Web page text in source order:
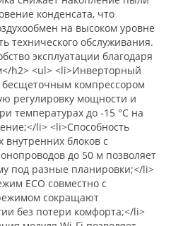
конденсата, что
на высоком уровне
технического обслуживания.
эксплуатации благодаря
h2> <ul> <li>Инверторный
компрессором
регулировку мощности и
температурах до -15 °C на
li> <li>Способность
внутренних блоков с
до 50 м позволяет
под разные планировки;</li>
ECO совместно с
сокращают
без потери комфорта;</li>